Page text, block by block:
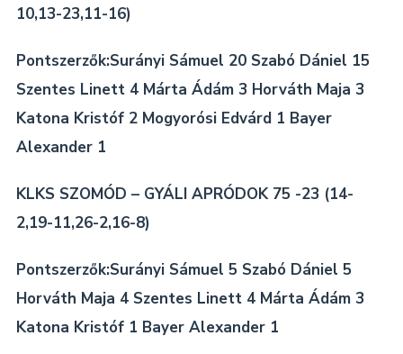
10,13-23,11-16)
Pontszerzők:Surányi Sámuel 20 Szabó Dániel 15
Szentes Linett 4 Márta Ádám 3 Horváth Maja 3
Katona Kristóf 2 Mogyorósi Edvárd 1 Bayer
Alexander 1
KLKS SZOMÓD – GYÁLI APRÓDOK 75 -23 (14-
2,19-11,26-2,16-8)
Pontszerzők:Surányi Sámuel 5 Szabó Dániel 5
Horváth Maja 4 Szentes Linett 4 Márta Ádám 3
Katona Kristóf 1 Bayer Alexander 1